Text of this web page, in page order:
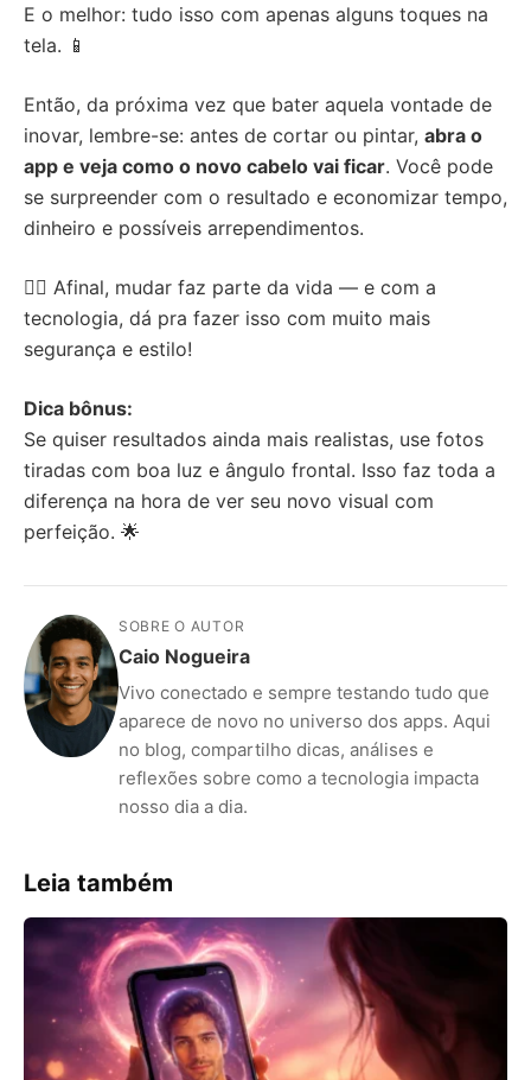
E o melhor: tudo isso com apenas alguns toques na
tela. 📱
Então, da próxima vez que bater aquela vontade de
inovar, lembre-se: antes de cortar ou pintar, abra o
app e veja como o novo cabelo vai ficar. Você pode
se surpreender com o resultado e economizar tempo,
dinheiro e possíveis arrependimentos.
💇‍♀️ Afinal, mudar faz parte da vida — e com a
tecnologia, dá pra fazer isso com muito mais
segurança e estilo!
Dica bônus:
Se quiser resultados ainda mais realistas, use fotos
tiradas com boa luz e ângulo frontal. Isso faz toda a
diferença na hora de ver seu novo visual com
perfeição. 🌟
SOBRE O AUTOR
Caio Nogueira
Vivo conectado e sempre testando tudo que
aparece de novo no universo dos apps. Aqui
no blog, compartilho dicas, análises e
reflexões sobre como a tecnologia impacta
nosso dia a dia.
Leia também